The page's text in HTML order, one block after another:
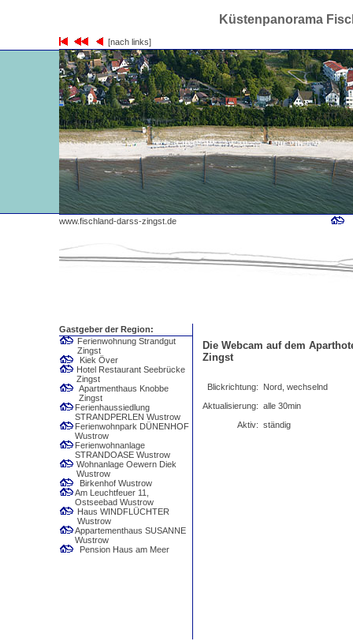
Küstenpanorama
[nach links]
www.fischland-darss-zingst.de
Gastgeber der Region:
Ferienwohnung Strandgut
Zingst
Kiek Över
Hotel Restaurant Seebrücke
Zingst
Apartmenthaus Knobbe
Zingst
Ferienhaussiedlung
STRANDPERLEN Wustrow
Ferienwohnpark DÜNENHOF
Wustrow
Ferienwohnanlage
STRANDOASE Wustrow
Wohnanlage Oewern Diek
Wustrow
Birkenhof Wustrow
Am Leuchtfeuer 11,
Ostseebad Wustrow
Haus WINDFLÜCHTER
Wustrow
Appartementhaus SUSANNE
Wustrow
Pension Haus am Meer
Die Webcam auf dem
Zingst
Blickrichtung:
Aktualisierung:
Aktiv:
Nord, wechselnd
alle 30min
ständig